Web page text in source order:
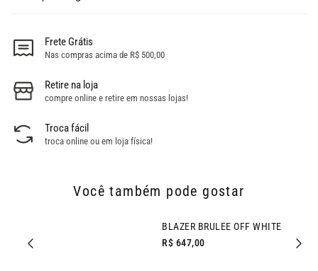
Frete Grátis
Nas compras acima de R$ 500,00
Retire na loja
compre online e retire em nossas lojas!
Troca fácil
troca online ou em loja física!
Você também pode gostar
R$ 647,00